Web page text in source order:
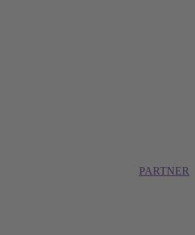
PARTNER